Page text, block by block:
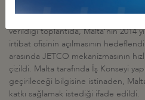
verildiği toplantıda, Malta’nın 2014
irtibat ofisinin açılmasının
arasında JETCO mekanizmasının
çizildi. Malta tarafında İş Konseyi
geçirileceği bilgisine istinaden,
katkı sağlamak istediği ifade edildi.